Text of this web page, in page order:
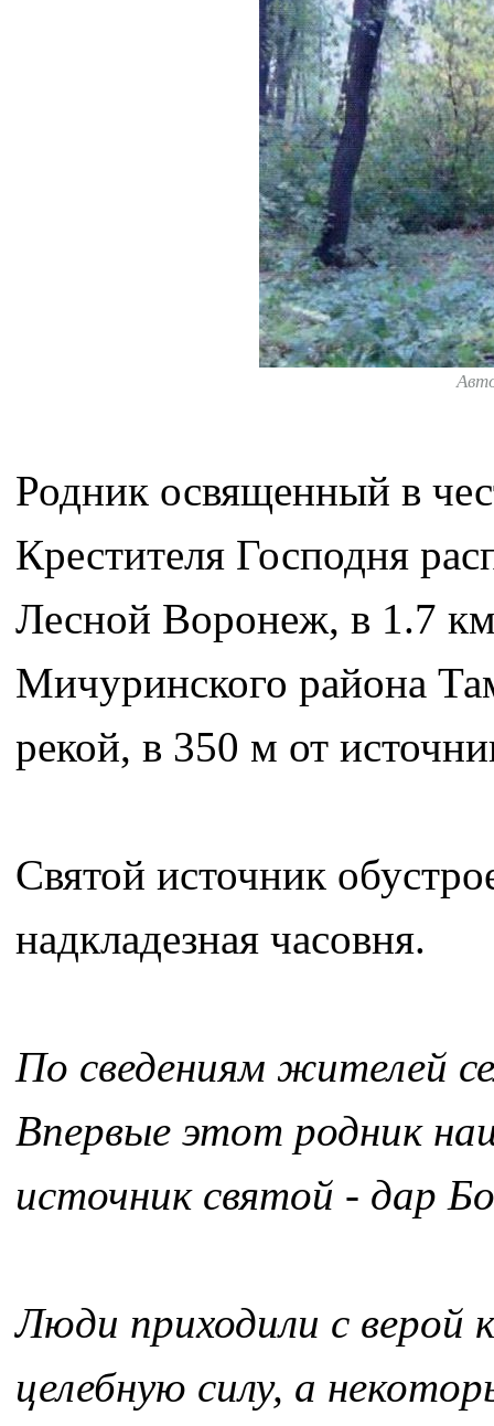
Родник освященный в
Крестителя Господня
Лесной Воронеж, в 1.7 км
Мичуринского района
рекой, в 350 м от
Святой источник
надкладезная часовня.
По сведениям жителей
Впервые этот родник
источник святой - дар
Люди приходили с верой
целебную силу, а